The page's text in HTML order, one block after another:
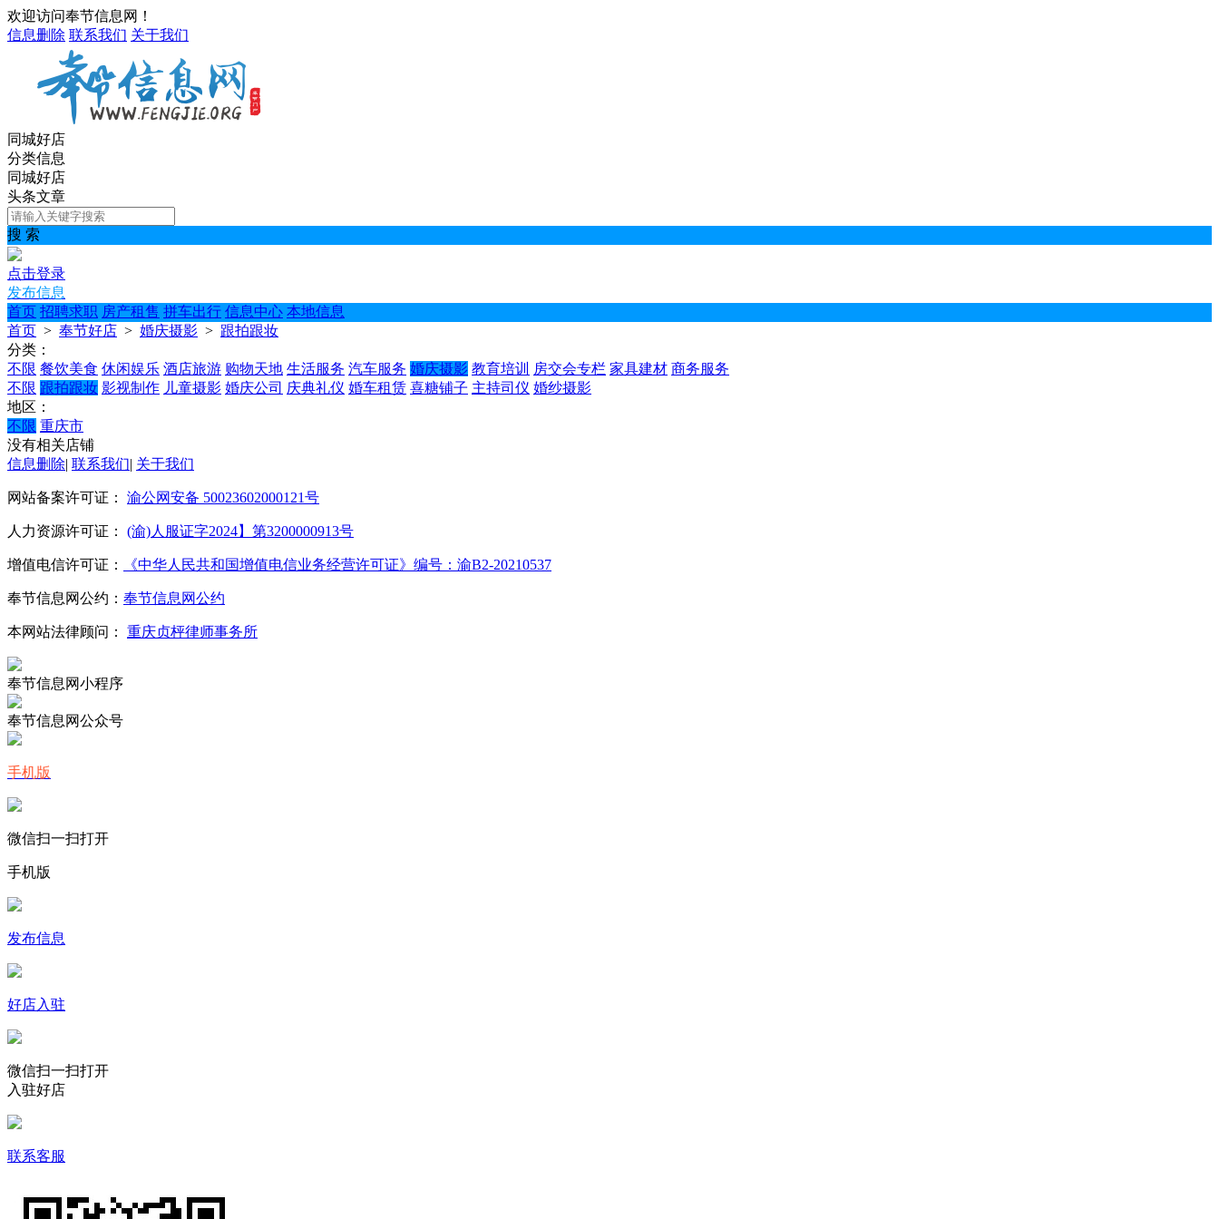
欢迎访问奉节信息网！
信息删除 联系我们 关于我们
同城好店
分类信息
同城好店
头条文章
搜 索
点击登录
发布信息
首页 招聘求职 房产租售 拼车出行 信息中心 本地信息
首页 > 奉节好店 > 婚庆摄影 > 跟拍跟妆
分类：
不限 餐饮美食 休闲娱乐 酒店旅游 购物天地 生活服务 汽车服务 婚庆摄影 教育培训 房交会专栏 家具建材 商务服务
不限 跟拍跟妆 影视制作 儿童摄影 婚庆公司 庆典礼仪 婚车租赁 喜糖铺子 主持司仪 婚纱摄影
地区：
不限 重庆市
没有相关店铺
信息删除| 联系我们| 关于我们
网站备案许可证： 渝公网安备 50023602000121号
人力资源许可证： (渝)人服证字2024】第3200000913号
增值电信许可证： 《中华人民共和国增值电信业务经营许可证》编号：渝B2-20210537
奉节信息网公约： 奉节信息网公约
本网站法律顾问： 重庆贞枰律师事务所
奉节信息网小程序
奉节信息网公众号
手机版
微信扫一扫打开
手机版
发布信息
好店入驻
微信扫一扫打开
入驻好店
联系客服